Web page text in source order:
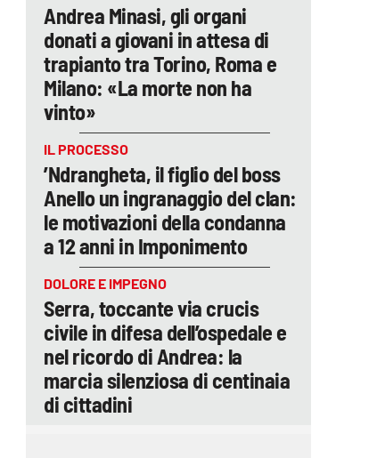
Andrea Minasi, gli organi
donati a giovani in attesa di
trapianto tra Torino, Roma e
Milano: «La morte non ha
vinto»
IL PROCESSO
’Ndrangheta, il figlio del boss
Anello un ingranaggio del clan:
le motivazioni della condanna
a 12 anni in Imponimento
DOLORE E IMPEGNO
Serra, toccante via crucis
civile in difesa dell’ospedale e
nel ricordo di Andrea: la
marcia silenziosa di centinaia
di cittadini